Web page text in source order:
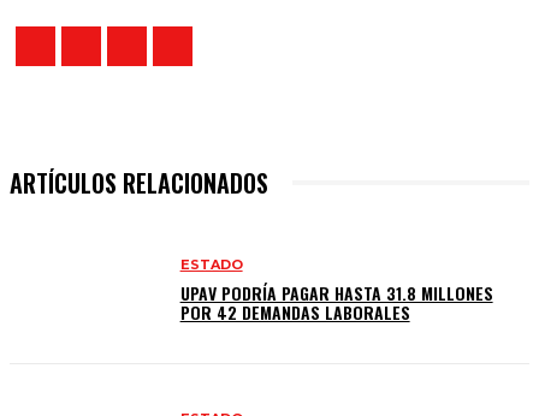
ARTÍCULOS RELACIONADOS
ESTADO
UPAV PODRÍA PAGAR HASTA 31.8 MILLONES
POR 42 DEMANDAS LABORALES